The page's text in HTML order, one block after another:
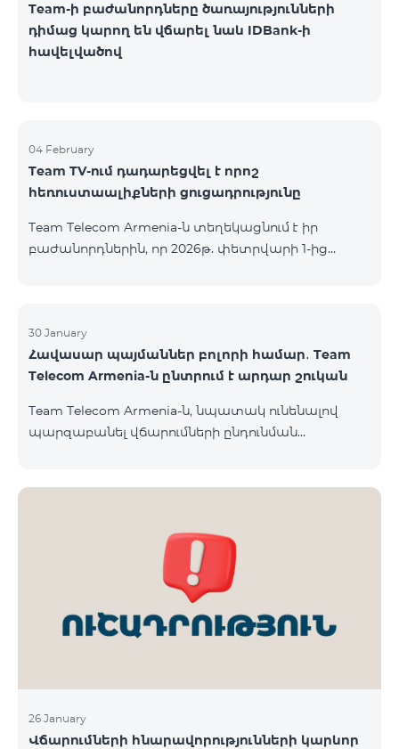
Team-ի բաժանորդները ծառայությունների
դիմաց կարող են վճարել նաև IDBank-ի
հավելվածով
04 February
Team TV-ում դադարեցվել է որոշ
հեռուստաալիքների ցուցադրությունը
Team Telecom Armenia-ն տեղեկացնում է իր
բաժանորդներին, որ 2026թ. փետրվարի 1-ից
Поехали Amedia 1 HD Amedia 2 HD Amedia Premium
HD Amedia Hit Первый Канал (ОРТ) «Первый
канал» հեռուստաալիքի ցուցադրությունը
համար՝ Երևանի տարածքում (catch-up-ի
հնարավորությունը ևս հասանելի չէ):
30 January
Հավասար պայմաններ բոլորի համար․ Team
Telecom Armenia-ն ընտրում է արդար շուկան
Team Telecom Armenia-ն, նպատակ ունենալով
պարզաբանել վճարումների ընդունման
տեղեկացնում է. «Ֆասթ Շիֆթ» ՍՊԸ, «Իդրամ»
ՍՊԸ, «Իզի փեյ» ՍՊԸ և «Թել-Սել» ԲԲԸ
վճարահաշվարկային ընկերությունների կողմից
Team Telecom Armenia-ին առաջարկված
պայմանները ենթադրում էին ծառայությունների
26 January
Վճարումների հնարավորությունների կարևոր